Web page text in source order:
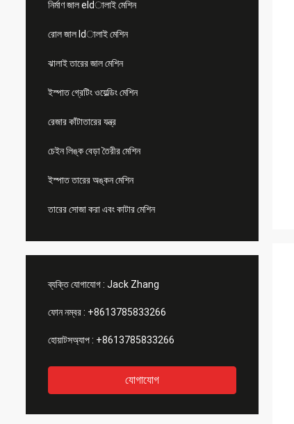
নির্মাণ জাল eldালাই মেশিন
রোল জাল ldালাই মেশিন
ঝালাই তারের জাল মেশিন
ইস্পাত গ্রেটিং ওয়েল্ডিং মেশিন
রেজার কাঁটাতারের যন্ত্র
চেইন লিঙ্ক বেড়া তৈরীর মেশিন
ইস্পাত তারের অঙ্কন মেশিন
তারের সোজা করা এবং কাটার মেশিন
ব্যক্তি যোগাযোগ : Jack Zhang
ফোন নম্বর : +8613785833266
হোয়াটসঅ্যাপ : +8613785833266
যোগাযোগ